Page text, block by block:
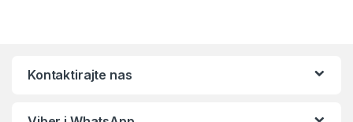
Kontaktirajte nas